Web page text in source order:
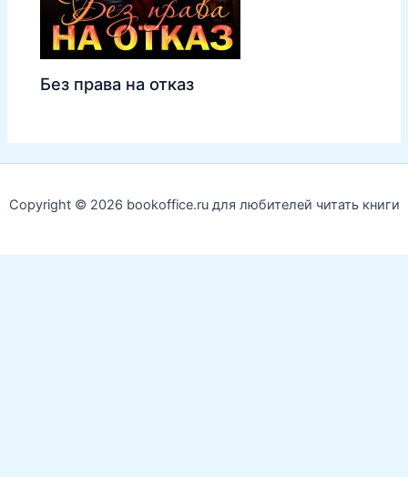
Без права на отказ
Copyright © 2026 bookoffice.ru для любителей читать книги